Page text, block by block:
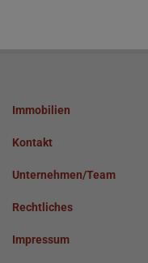
Immobilien
Kontakt
Unternehmen/Team
Rechtliches
Impressum